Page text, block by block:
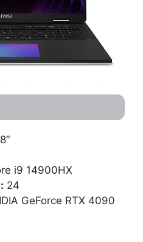
i9 14900HX
24
GeForce RTX 4090